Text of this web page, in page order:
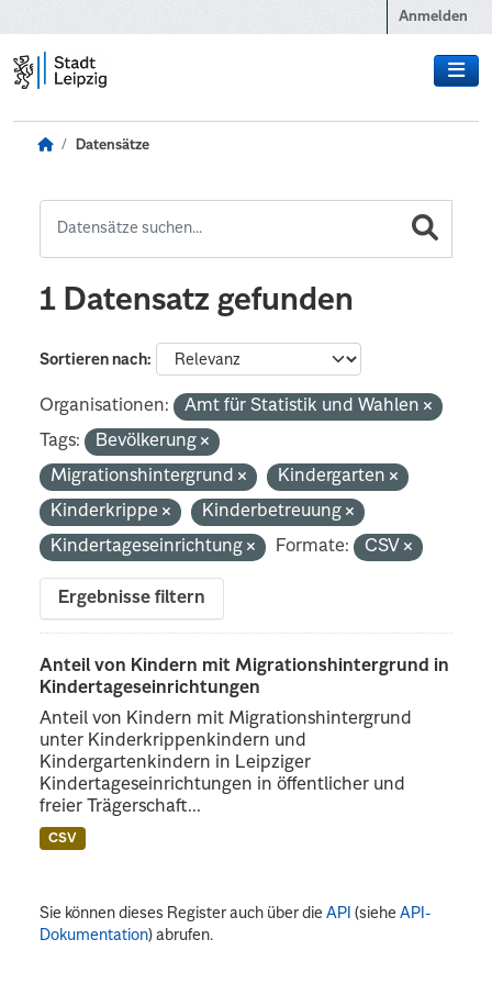
Anmelden
Datensätze
1 Datensatz gefunden
Sortieren nach
Organisationen:
Amt für Statistik und Wahlen
Tags:
Bevölkerung
Migrationshintergrund
Kindergarten
Kinderkrippe
Kinderbetreuung
Kindertageseinrichtung
Formate: CSV
Ergebnisse filtern
Anteil von Kindern mit Migrationshintergrund in
Kindertageseinrichtungen
Anteil von Kindern mit Migrationshintergrund
unter Kinderkrippenkindern und
Kindergartenkindern in Leipziger
Kindertageseinrichtungen in öffentlicher und
freier Trägerschaft...
CSV
Sie können dieses Register auch über dieAPI (sieheAPI-
Dokumentation) abrufen.